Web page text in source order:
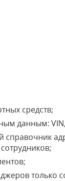
средств;
данным:
только